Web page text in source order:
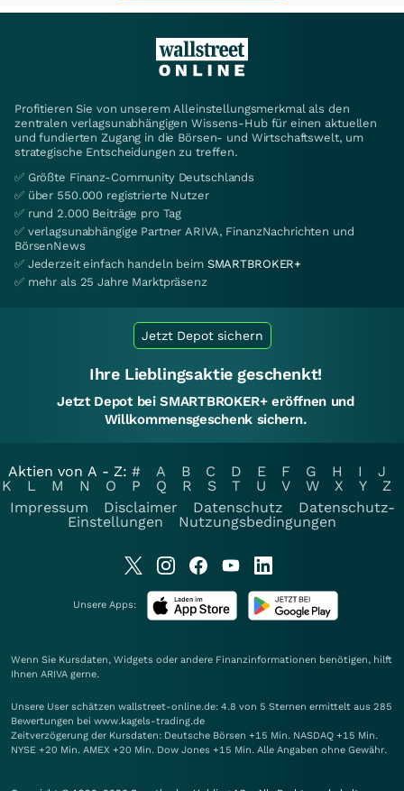
Profitieren Sie von unserem Alleinstellungsmerkmal als den
zentralen verlagsunabhängigen Wissens-Hub für einen aktuellen
und fundierten Zugang in die Börsen- und Wirtschaftswelt, um
strategische Entscheidungen zu treffen.
✅ Größte Finanz-Community Deutschlands
✅ über 550.000 registrierte Nutzer
✅ rund 2.000 Beiträge pro Tag
✅ verlagsunabhängige Partner ARIVA, FinanzNachrichten und
BörsenNews
✅ Jederzeit einfach handeln beim SMARTBROKER+
✅ mehr als 25 Jahre Marktpräsenz
Jetzt Depot sichern
Ihre Lieblingsaktie geschenkt!
Jetzt Depot bei SMARTBROKER+ eröffnen und
Willkommensgeschenk sichern.
Aktien von A - Z: # A B C D E F G H I
J
K
L M N O P Q R S T U V W X Y
Z
Impressum
Disclaimer Datenschutz
Datenschutz-
Einstellungen
Nutzungsbedingungen
Unsere Apps:
Wenn Sie Kursdaten, Widgets oder andere Finanzinformationen benötigen, hilft
Ihnen ARIVA gerne.
Unsere User schätzen wallstreet-online.de: 4.8 von 5 Sternen ermittelt aus 285
Bewertungen bei www.kagels-trading.de
Zeitverzögerung der Kursdaten: Deutsche Börsen +15 Min. NASDAQ +15 Min.
NYSE +20 Min. AMEX +20 Min. Dow Jones +15 Min. Alle Angaben ohne Gewähr.